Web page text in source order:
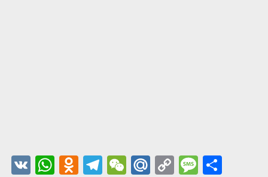
VK WhatsApp
Odnoklassniki
Telegram
WeChat
Mail.Ru
CopyMessage